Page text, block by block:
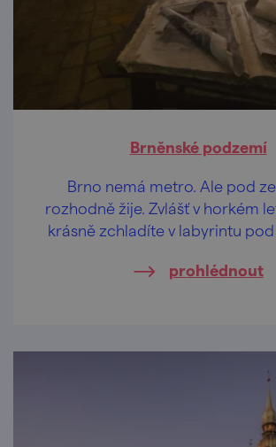
Brněnské podzemí
Brno nemá metro. Ale pod
rozhodně žije. Zvlášť v horkém
krásně zchladíte v labyrintu pod
prohlédnout